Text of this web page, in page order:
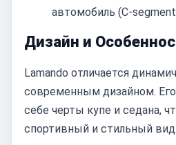
автомобиль (C-
Дизайн и
Lamando отличается
современным дизайном. Его
себе черты купе и седана,
спортивный и стильный